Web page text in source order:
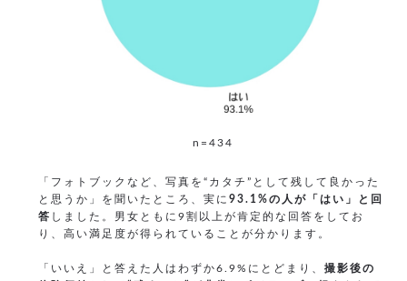
n=434
「フォトブックなど、写真を“カタチ”として残して良かった
と思うか」を聞いたところ、実に93.1%の人が「はい」と回
答 しました。男女ともに9割以上が肯定的な回答をしてお
り、高い満足度が得られていることが分かります。
「いいえ」と答えた人はわずか6.9%にとどまり、撮影後の